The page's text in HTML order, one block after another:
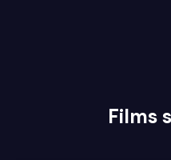
Films